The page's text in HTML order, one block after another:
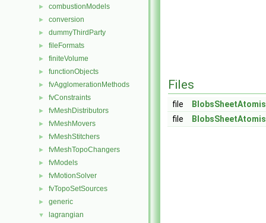
► combustionModels
► conversion
► dummyThirdParty
► fileFormats
► finiteVolume
► functionObjects
► fvAgglomerationMethods
► fvConstraints
► fvMeshDistributors
► fvMeshMovers
► fvMeshStitchers
► fvMeshTopoChangers
► fvModels
► fvMotionSolver
► fvTopoSetSources
► generic
▼ lagrangian
Files
file
file